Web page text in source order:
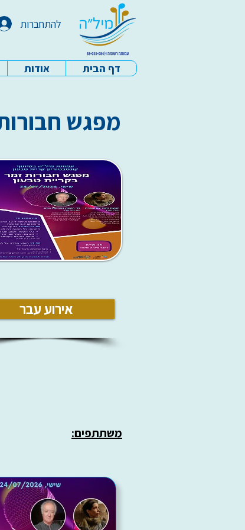
להתחברות
עמותת מיל"ה - דף הביתדף הבית אודות
מפגש
אירוע עבר
משתתפים: